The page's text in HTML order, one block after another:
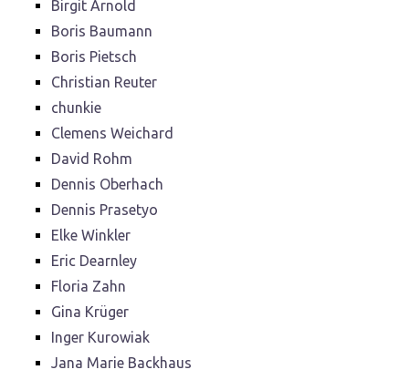
Birgit Arnold
Boris Baumann
Boris Pietsch
Christian Reuter
chunkie
Clemens Weichard
David Rohm
Dennis Oberhach
Dennis Prasetyo
Elke Winkler
Eric Dearnley
Floria Zahn
Gina Krüger
Inger Kurowiak
Jana Marie Backhaus